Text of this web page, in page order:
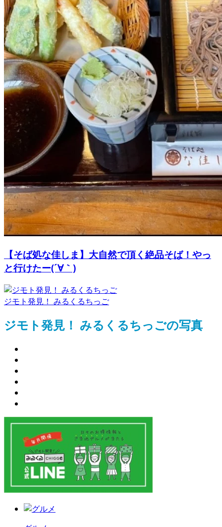
【そば処な佳しま】大自然で頂く絶品そば！やっ
と行けたー(´∀｀)
ジモト発見！ みるくるちっご
ジモト発見！ みるくるちっごの写真